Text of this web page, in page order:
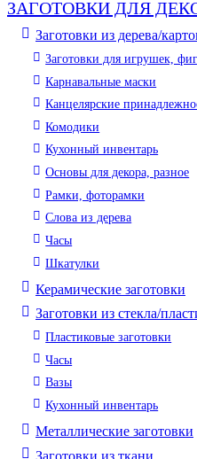
ЗАГОТОВКИ ДЛЯ
Заготовки из дерева/
Заготовки для игрушек,
Карнавальные маски
Канцелярские
Комодики
Кухонный инвентарь
Основы для декора, разное
Рамки, фоторамки
Слова из дерева
Часы
Шкатулки
Керамические заготовки
Заготовки из стекла/
Пластиковые заготовки
Часы
Вазы
Кухонный инвентарь
Металлические заготовки
Заготовки из ткани